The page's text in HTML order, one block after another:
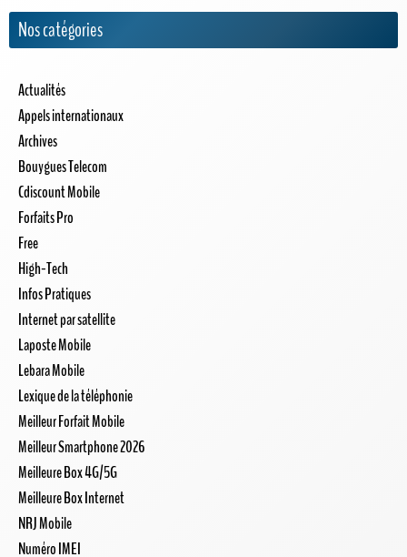
Nos catégories
Actualités
Appels internationaux
Archives
Bouygues Telecom
Cdiscount Mobile
Forfaits Pro
Free
High-Tech
Infos Pratiques
Internet par satellite
Laposte Mobile
Lebara Mobile
Lexique de la téléphonie
Meilleur Forfait Mobile
Meilleur Smartphone 2026
Meilleure Box 4G/5G
Meilleure Box Internet
NRJ Mobile
Numéro IMEI